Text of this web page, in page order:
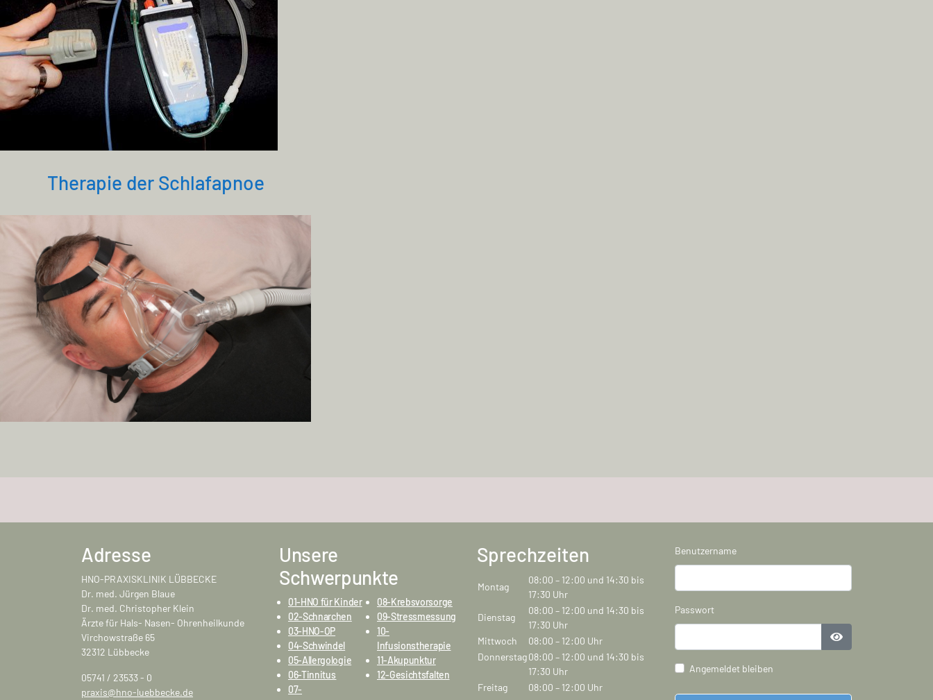
Therapie der Schlafapnoe
Adresse
HNO-PRAXISKLINIK LÜBBECKE
Dr. med. Jürgen Blaue
Dr. med. Christopher Klein
Ärzte für Hals- Nasen- Ohrenheilkunde
Virchowstraße 65
32312 Lübbecke
05741 / 23533 - 0
praxis@hno-luebbecke.de
Unsere
Schwerpunkte
01-HNO für Kinder
02-Schnarchen
03-HNO-OP
04-Schwindel
05-Allergologie
06-Tinnitus
07-
08-Krebsvorsorge
09-Stressmessung
10-
Infusionstherapie
11-Akupunktur
12-Gesichtsfalten
Sprechzeiten
Montag
08:00 – 12:00 und 14:30 bis
17:30 Uhr
Dienstag
08:00 – 12:00 und 14:30 bis
17:30 Uhr
Mittwoch
08:00 – 12:00 Uhr
Donnerstag08:00 – 12:00 und 14:30 bis
17:30 Uhr
Freitag
08:00 – 12:00 Uhr
Benutzername
Passwort
Passwort anzeigen
Angemeldet bleiben